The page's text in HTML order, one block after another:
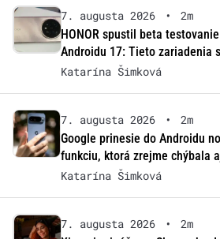
7. augusta 2026 •
2m
HONOR spustil beta
Androidu 17: Tieto zariadenia
Katarína Šimková
7. augusta 2026 •
2m
Google prinesie do Androidu
funkciu, ktorá zrejme chýbala
Katarína Šimková
7. augusta 2026 •
2m